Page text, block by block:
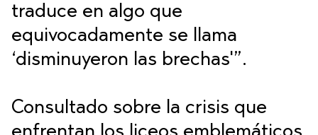
traduce en algo que
equivocadamente se llama
‘disminuyeron las brechas'”.
Consultado sobre la crisis que